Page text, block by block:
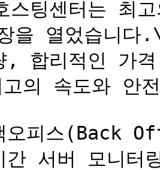
팅센터는 최
을 열었습니다
, 합리적인 가
의 속도와 안
오피스(Back
간 서버 모니터